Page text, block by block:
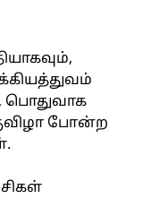
பொதுவாக
போன்ற